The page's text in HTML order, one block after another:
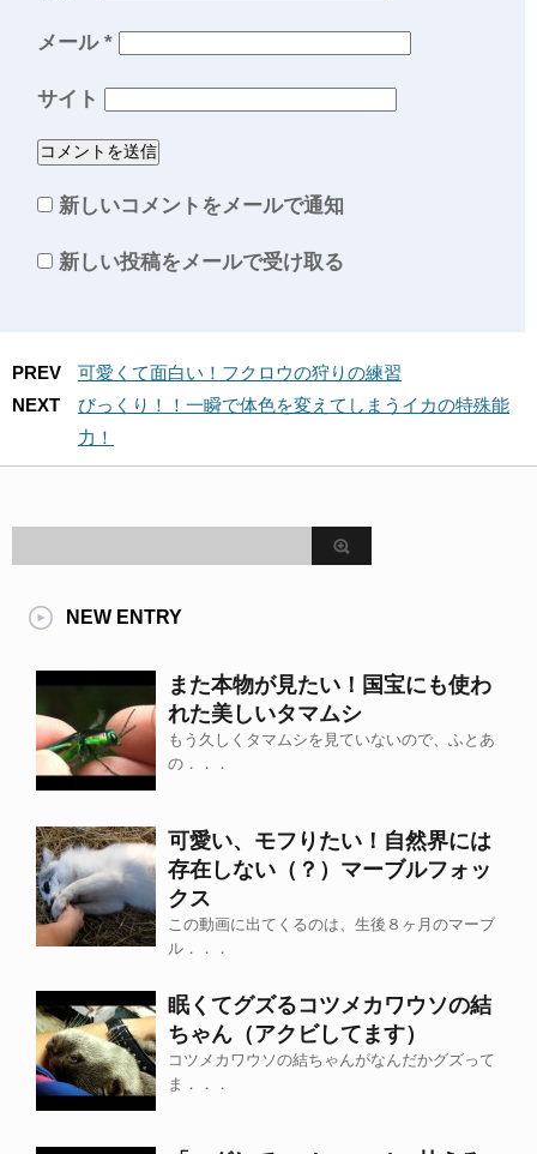
メール *
サイト
新しいコメントをメールで通知
新しい投稿をメールで受け取る
PREV
可愛くて面白い！フクロウの狩りの練習
NEXT
びっくり！！一瞬で体色を変えてしまうイカの特殊能
力！
NEW ENTRY
また本物が見たい！国宝にも使わ
れた美しいタマムシ
もう久しくタマムシを見ていないので、ふとあ
の．．．
可愛い、モフりたい！自然界には
存在しない（？）マーブルフォッ
クス
この動画に出てくるのは、生後８ヶ月のマーブ
ル．．．
眠くてグズるコツメカワウソの結
ちゃん（アクビしてます）
コツメカワウソの結ちゃんがなんだかグズって
ま．．．